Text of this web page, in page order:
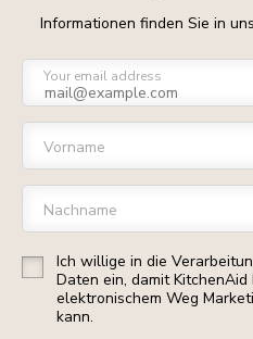
Informationen finden Sie in
Your email address
Vorname
Nachname
Ich willige in die
Daten ein, damit KitchenAid
elektronischem Weg
kann.